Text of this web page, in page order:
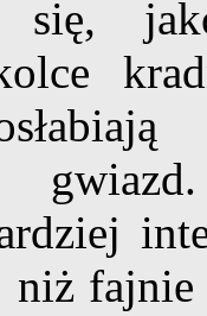
się,
niż